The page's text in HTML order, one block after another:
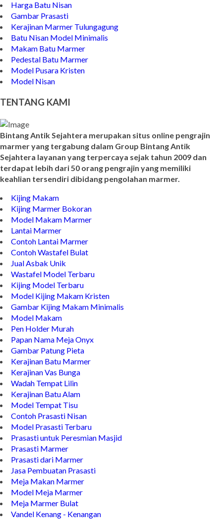
Harga Batu Nisan
Gambar Prasasti
Kerajinan Marmer Tulungagung
Batu Nisan Model Minimalis
Makam Batu Marmer
Pedestal Batu Marmer
Model Pusara Kristen
Model Nisan
TENTANG KAMI
Bintang Antik Sejahtera merupakan situs online pengrajin
marmer yang tergabung dalam Group Bintang Antik
Sejahtera layanan yang terpercaya sejak tahun 2009 dan
terdapat lebih dari 50 orang pengrajin yang memiliki
keahlian tersendiri dibidang pengolahan marmer.
Kijing Makam
Kijing Marmer Bokoran
Model Makam Marmer
Lantai Marmer
Contoh Lantai Marmer
Contoh Wastafel Bulat
Jual Asbak Unik
Wastafel Model Terbaru
Kijing Model Terbaru
Model Kijing Makam Kristen
Gambar Kijing Makam Minimalis
Model Makam
Pen Holder Murah
Papan Nama Meja Onyx
Gambar Patung Pieta
Kerajinan Batu Marmer
Kerajinan Vas Bunga
Wadah Tempat Lilin
Kerajinan Batu Alam
Model Tempat Tisu
Contoh Prasasti Nisan
Model Prasasti Terbaru
Prasasti untuk Peresmian Masjid
Prasasti Marmer
Prasasti dari Marmer
Jasa Pembuatan Prasasti
Meja Makan Marmer
Model Meja Marmer
Meja Marmer Bulat
Vandel Kenang - Kenangan